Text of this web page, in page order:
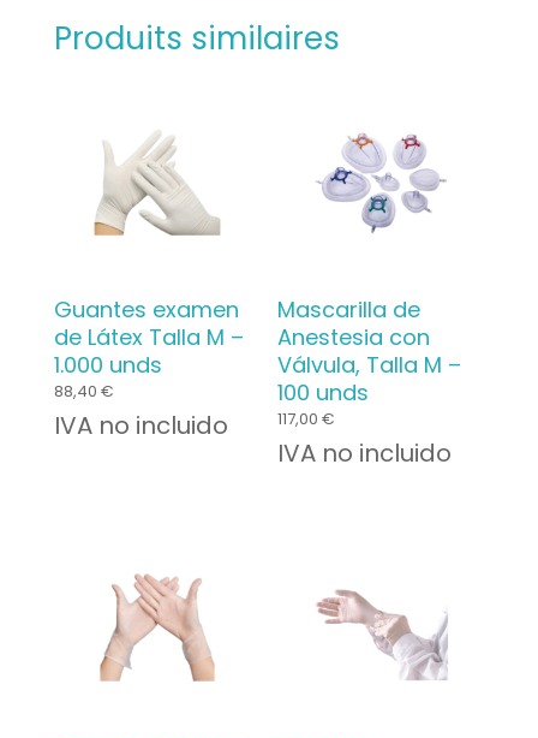
Produits similaires
Guantes examen
de Látex Talla M –
1.000 unds
88,40 €
IVA no incluido
Mascarilla de
Anestesia con
Válvula, Talla M –
100 unds
117,00€
IVA no incluido